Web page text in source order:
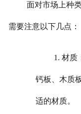
面对市场上种
需要注意以下几点：
1. 材质
钙板、木质
适的材质。